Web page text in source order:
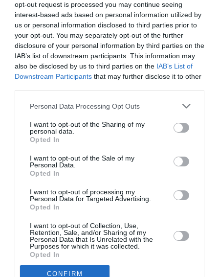
opt-out request is processed you may continue seeing
interest-based ads based on personal information utilized by
us or personal information disclosed to third parties prior to
your opt-out. You may separately opt-out of the further
disclosure of your personal information by third parties on the
IAB’s list of downstream participants. This information may
also be disclosed by us to third parties on the IAB’s List of
Downstream Participants that may further disclose it to other
Personal Data Processing Opt Outs
I want to opt-out of the Sharing of my
personal data.
Opted In
I want to opt-out of the Sale of my
Personal Data.
Opted In
I want to opt-out of processing my
Personal Data for Targeted Advertising.
Opted In
I want to opt-out of Collection, Use,
Retention, Sale, and/or Sharing of my
Personal Data that Is Unrelated with the
Purposes for which it was collected.
Opted In
CONFIRM
Migranti. Ceuta, nuovo allarme per il 15
agosto: sui social circolano appelli a un
ingresso di massa